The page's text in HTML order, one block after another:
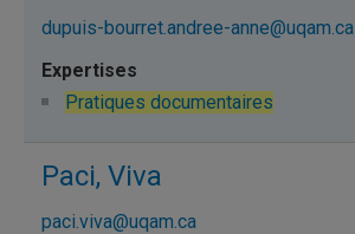
dupuis-bourret.andree-anne@uqam.ca
Pratiques documentaires
Paci, Viva
paci.viva@uqam.ca